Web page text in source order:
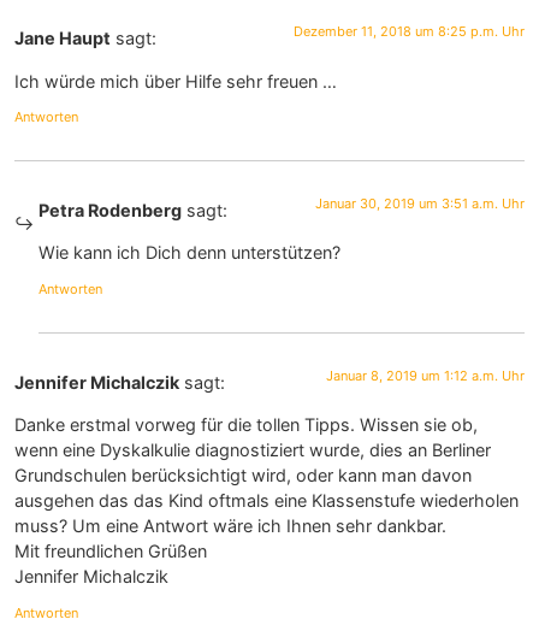
Jane Haupt sagt: Dezember 11, 2018 um 8:25 p.m. Uhr
Ich würde mich über Hilfe sehr freuen …
Antworten
Petra Rodenberg sagt: Januar 30, 2019 um 3:51 a.m. Uhr
Wie kann ich Dich denn unterstützen?
Antworten
Jennifer Michalczik sagt: Januar 8, 2019 um 1:12 a.m. Uhr
Danke erstmal vorweg für die tollen Tipps. Wissen sie ob,
wenn eine Dyskalkulie diagnostiziert wurde, dies an Berliner
Grundschulen berücksichtigt wird, oder kann man davon
ausgehen das das Kind oftmals eine Klassenstufe wiederholen
muss? Um eine Antwort wäre ich Ihnen sehr dankbar.
Mit freundlichen Grüßen
Jennifer Michalczik
Antworten